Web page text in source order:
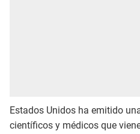
Estados Unidos ha emitido
científicos y médicos que